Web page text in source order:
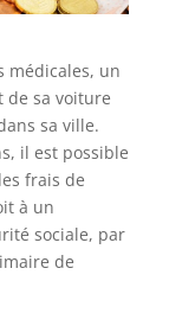
médicales, un
de sa voiture
sa ville.
il est possible
frais de
à un
sociale, par
de